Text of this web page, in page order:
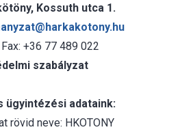
Kossuth utca 1.
+36 77 489 022
szabályzat
ügyintézési adataink:
rövid neve: HKOTONY